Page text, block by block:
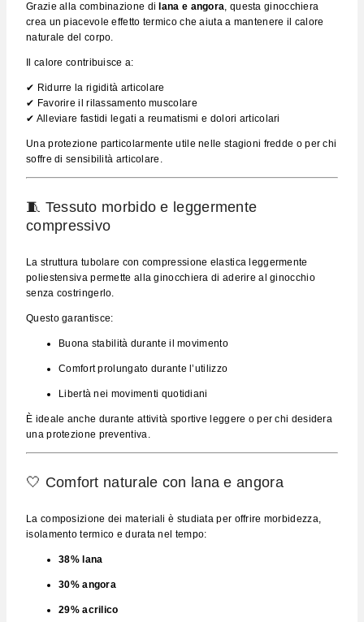
Grazie alla combinazione di lana e angora, questa ginocchiera
crea un piacevole effetto termico che aiuta a mantenere il calore
naturale del corpo.
Il calore contribuisce a:
✔ Ridurre la rigidità articolare
✔ Favorire il rilassamento muscolare
✔ Alleviare fastidi legati a reumatismi e dolori articolari
Una protezione particolarmente utile nelle stagioni fredde o per chi
soffre di sensibilità articolare.
🧵 Tessuto morbido e leggermente
compressivo
La struttura tubolare con compressione elastica leggermente
poliestensiva permette alla ginocchiera di aderire al ginocchio
senza costringerlo.
Questo garantisce:
Buona stabilità durante il movimento
Comfort prolungato durante l’utilizzo
Libertà nei movimenti quotidiani
È ideale anche durante attività sportive leggere o per chi desidera
una protezione preventiva.
🤍 Comfort naturale con lana e angora
La composizione dei materiali è studiata per offrire morbidezza,
isolamento termico e durata nel tempo:
38% lana
30% angora
29% acrilico